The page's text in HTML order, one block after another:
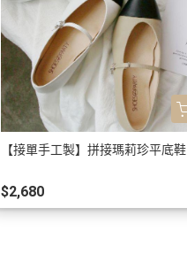
【接單手工製】拼接瑪莉珍平底鞋
$2,680